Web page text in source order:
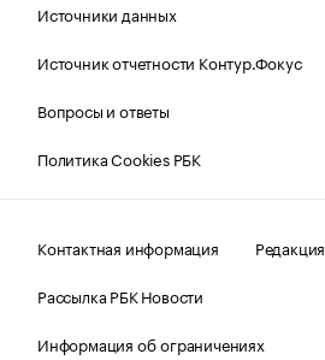
Источники данных
Источник отчетности Контур.Фокус
Вопросы и ответы
Политика Cookies РБК
Контактная информация
Редакция
Рассылка РБК Новости
Информация об ограничениях